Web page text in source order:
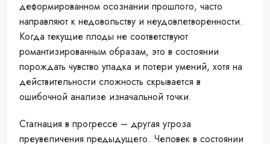
деформированном осознании прошлого, часто
направляют к недовольству и неудовлетворенности.
Когда текущие плоды не соответствуют
романтизированным образам, это в состоянии
порождать чувство упадка и потери умений, хотя на
действительности сложность скрывается в
ошибочной анализе изначальной точки.
Стагнация в прогрессе – другая угроза
преувеличения предыдущего. Человек в состоянии